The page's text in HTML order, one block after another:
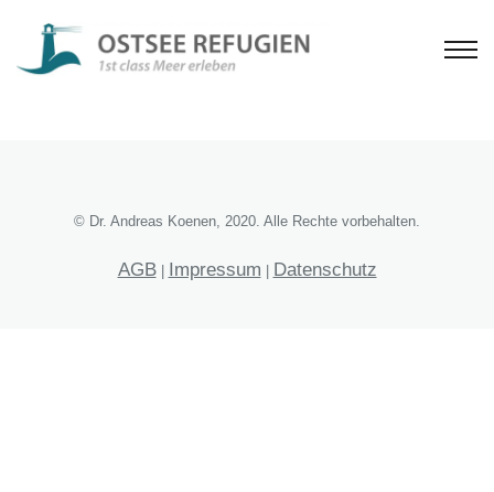
© Dr. Andreas Koenen, 2020. Alle Rechte vorbehalten.
AGB| Impressum Datenschutz